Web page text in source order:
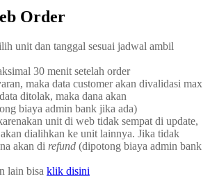
Order
unit dan tanggal sesuai jadwal ambil
30 menit setelah order
maka data customer akan divalidasi max
ditolak, maka dana akan
biaya admin bank jika ada)
unit di web tidak sempat di update,
dialihkan ke unit lainnya. Jika tidak
akan di refund (dipotong biaya admin bank
lain bisa klik disini